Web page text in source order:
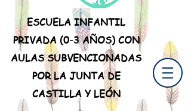
ESCUELA INFANTIL
PRIVADA (0-3 AÑOS) CON
AULAS SUBVENCIONADAS
POR LA JUNTA DE
CASTILLA Y LEÓN